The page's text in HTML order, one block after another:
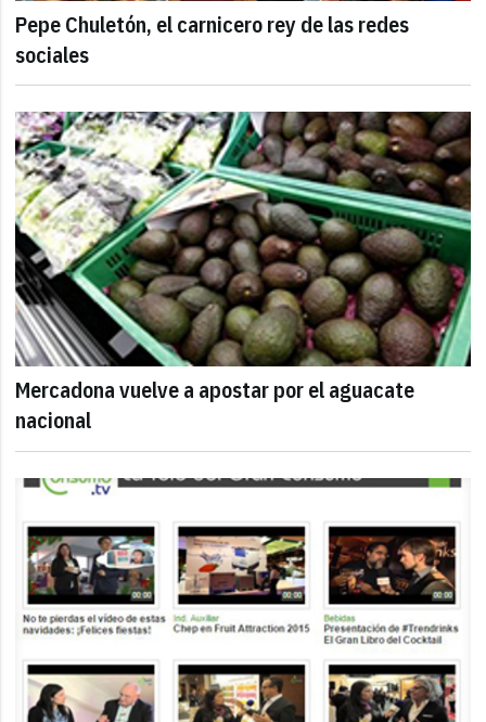
Pepe Chuletón, el carnicero rey de las redes
sociales
Mercadona vuelve a apostar por el aguacate
nacional